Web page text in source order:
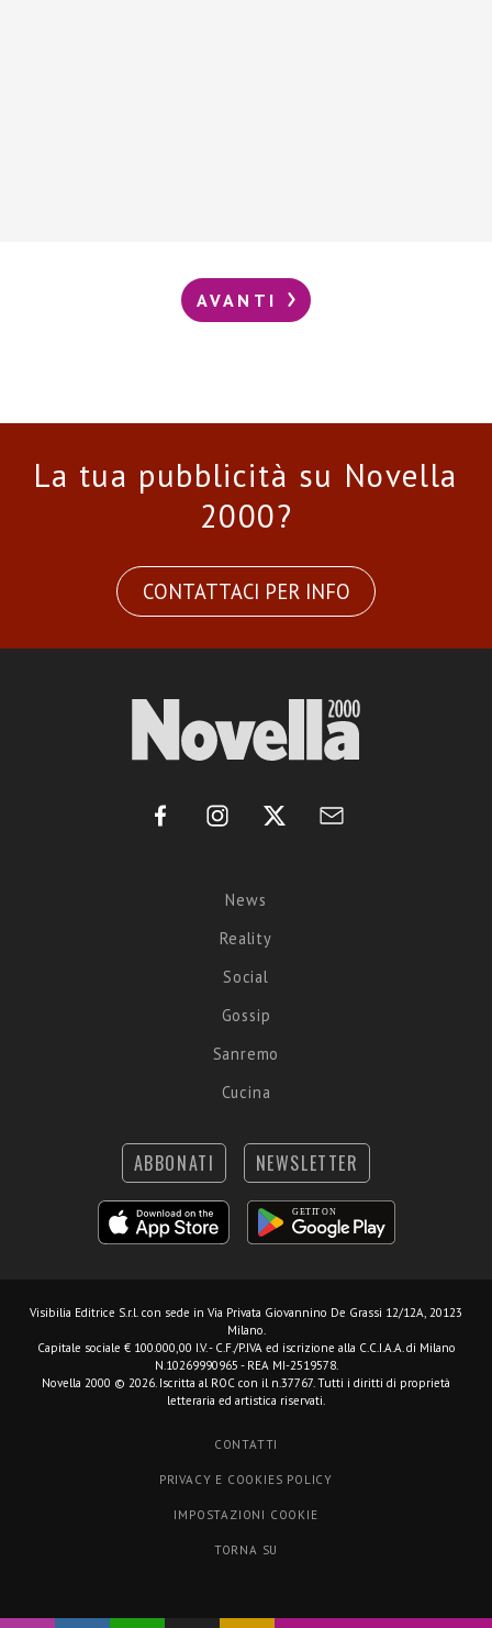
AVANTI
La tua pubblicità su Novella
2000?
CONTATTACI PER INFO
News
Reality
Social
Gossip
Sanremo
Cucina
ABBONATI NEWSLETTER
Visibilia Editrice S.r.l. con sede in Via Privata Giovannino De Grassi 12/12A, 20123
Milano.
Capitale sociale € 100.000,00 I.V. - C.F./P.IVA ed iscrizione alla C.C.I.A.A. di Milano
N.10269990965 - REA MI-2519578.
Novella 2000 © 2026. Iscritta al ROC con il n.37767. Tutti i diritti di proprietà
letteraria ed artistica riservati.
CONTATTI
PRIVACY E COOKIES POLICY
IMPOSTAZIONI COOKIE
TORNA SU